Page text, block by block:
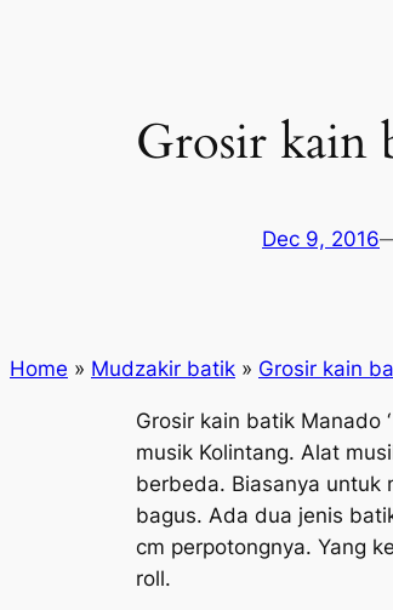
Grosir kain
Dec 9, 2016
Home » Mudzakir batik » Grosir kain
Grosir kain batik Manado
musik Kolintang. Alat
berbeda. Biasanya untuk
bagus. Ada dua jenis
cm perpotongnya. Yang
roll.